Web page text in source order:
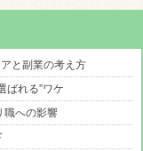
と副業の考え方
ばれる”ワケ
職への影響